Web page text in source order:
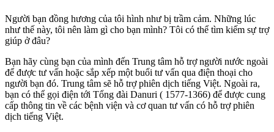
Người bạn đồng hương của tôi hình như bị trầm cảm. Những lúc
như thế này, tôi nên làm gì cho bạn mình? Tôi có thể tìm kiếm sự trợ
giúp ở đâu?
Bạn hãy cùng bạn của mình đến Trung tâm hỗ trợ người nước ngoài
để được tư vấn hoặc sắp xếp một buổi tư vấn qua điện thoại cho
người bạn đó. Trung tâm sẽ hỗ trợ phiên dịch tiếng Việt. Ngoài ra,
bạn có thể gọi điện tới Tổng đài Danuri ( 1577-1366) để được cung
cấp thông tin về các bệnh viện và cơ quan tư vấn có hỗ trợ phiên
dịch tiếng Việt.